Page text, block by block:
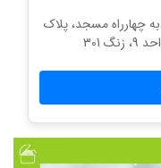
به چهارراه مسجد، پلاک